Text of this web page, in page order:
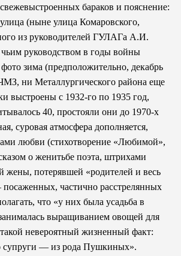
бараков и пояснение:
(ныне улица Комаровского,
из руководителей ГУЛАГа А.И.
руководством в годы войны
зима (предположительно, декабрь
ни Металлургического района еще
выстроены с 1932-го по 1935 год,
40, простояли они до 1970-х
суровая атмосфера дополняется,
любви (стихотворение «Любимой»,
о женитьбе поэта, штрихами
жены, потерявшей «родителей и весь
частично расстрелянных
что «у них была усадьба в
выращиванием овощей для
невероятный жизненный факт:
супруги — из ро­да Пушкиных».